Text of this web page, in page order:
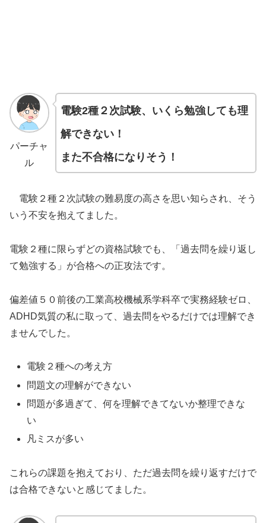
パーチャ
ル
電験2種２次試験、いくら勉強しても理
解できない！
また不合格になりそう！
電験２種２次試験の難易度の高さを思い知らされ、そう
いう不安を抱えてました。
電験２種に限らずどの資格試験でも、「過去問を繰り返し
て勉強する」が合格への正攻法です。
偏差値５０前後の工業高校機械系学科卒で実務経験ゼロ、
ADHD気質の私に取って、過去問をやるだけでは理解でき
ませんでした。
電験２種への考え方
問題文の理解ができない
問題が多過ぎて、何を理解できてないか整理できな
い
凡ミスが多い
これらの課題を抱えており、ただ過去問を繰り返すだけで
は合格できないと感じてました。